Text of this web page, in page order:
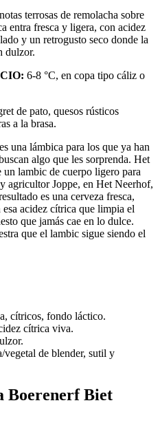
terrosas de remolacha sobre
entra fresca y ligera, con acidez
y un retrogusto seco donde la
dulzor.
6-8 °C, en copa tipo cáliz o
de pato, quesos rústicos
a la brasa.
una lámbica para los que ya han
algo que les sorprenda. Het
lambic de cuerpo ligero para
agricultor Joppe, en Het Neerhof,
es una cerveza fresca,
acidez cítrica que limpia el
que jamás cae en lo dulce.
que el lambic sigue siendo el
cítricos, fondo láctico.
cítrica viva.
vegetal de blender, sutil y
Boerenerf Biet